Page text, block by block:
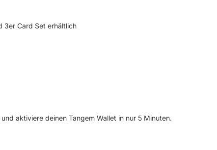
3er Card Set erhältlich
aktiviere deinen Tangem Wallet in nur 5 Minuten.